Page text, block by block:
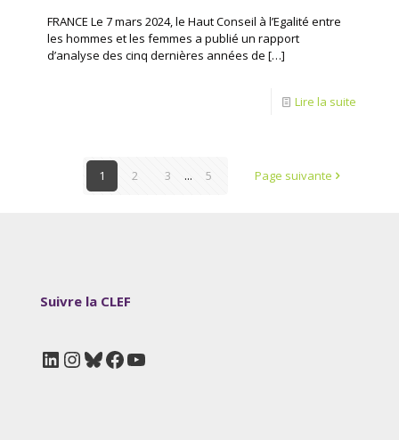
FRANCE Le 7 mars 2024, le Haut Conseil à l’Egalité entre
les hommes et les femmes a publié un rapport
d’analyse des cinq dernières années de […]
Lire la suite
1 2 3 ... 5 Page suivante
Suivre la CLEF
LinkedIn
Instagram
Bluesky
Facebook
YouTube